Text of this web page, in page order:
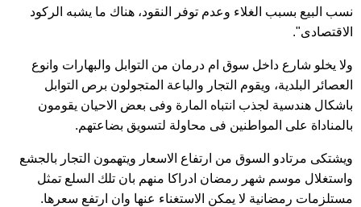
نسب البيع بسبب الغلاء وعدم توفر النقود، هناك ما يشبه الركود
الاقتصادى".
ولا يخلو شارع داخل سوق ام درمان من التوابل والبهارات وانوع
العصائر البلدية، ويقوم التجار والباعة المتجولون برص التوابل
باشكال هندسية لجذب انتباه المارة وفى بعض الاحيان يقومون
بالمناداة على المواطنين فى محاولة لتسويق بضاعتهم.
ويشتكى مرتادو السوق من ارتفاع الاسعار ويتهمون التجار بالجشع
واستغلال موسم شهر رمضان ادراكا منهم بان تلك السلع تمثل
مستلزمات رمضانية لا يمكن الاستغناء عنها وان ارتفع سعرها.